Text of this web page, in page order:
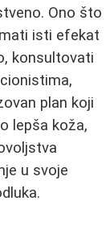
Ono što
isti efekat
konsultovati
plan koji
lepša koža,
u svoje